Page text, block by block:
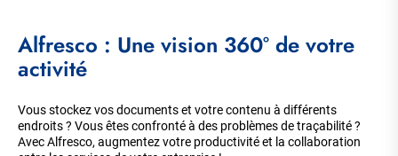
Alfresco : Une vision 360° de votre
activité
Vous stockez vos documents et votre contenu à différents
endroits ? Vous êtes confronté à des problèmes de traçabilité ?
Avec Alfresco, augmentez votre productivité et la collaboration